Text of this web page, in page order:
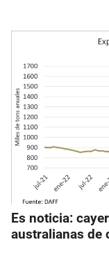
Es noticia:
australianas de